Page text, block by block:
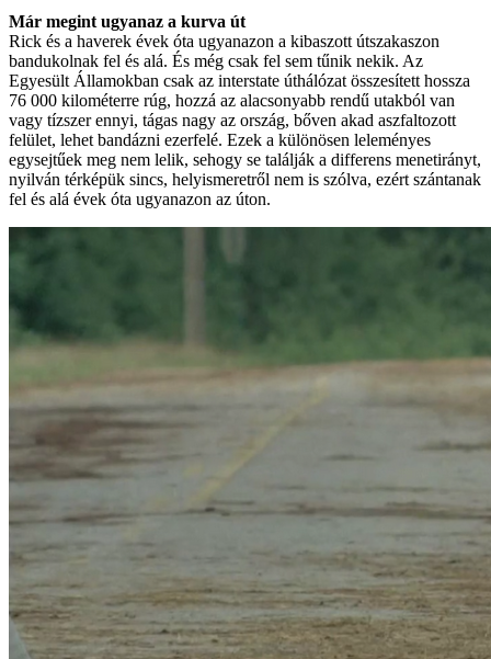
Már megint ugyanaz a kurva út
Rick és a haverek évek óta ugyanazon a kibaszott útszakaszon
bandukolnak fel és alá. És még csak fel sem tűnik nekik. Az
Egyesült Államokban csak az interstate úthálózat összesített hossza
76 000 kilométerre rúg, hozzá az alacsonyabb rendű utakból van
vagy tízszer ennyi, tágas nagy az ország, bőven akad aszfaltozott
felület, lehet bandázni ezerfelé. Ezek a különösen leleményes
egysejtűek meg nem lelik, sehogy se találják a differens menetirányt,
nyilván térképük sincs, helyismeretről nem is szólva, ezért szántanak
fel és alá évek óta ugyanazon az úton.